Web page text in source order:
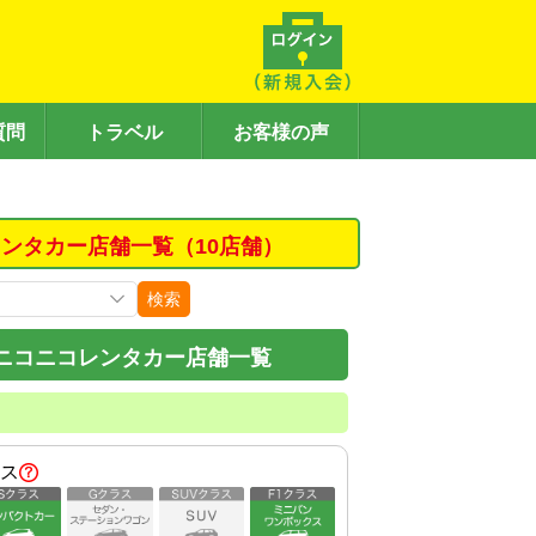
問 トラベル お客様の声
タカー店舗一覧（10店舗）
検索
コニコレンタカー店舗一覧